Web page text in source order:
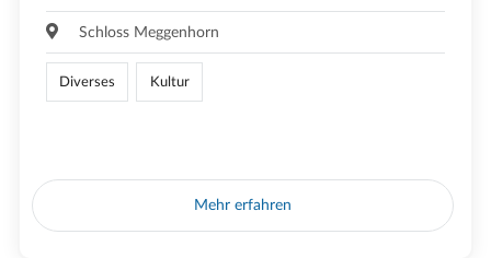
Schloss Meggenhorn
Diverses Kultur
Mehr erfahren